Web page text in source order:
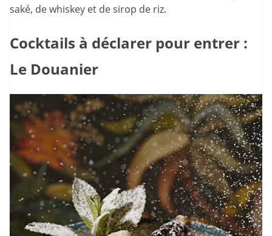
saké, de whiskey et de sirop de riz.
Cocktails à déclarer pour entrer :
Le Douanier